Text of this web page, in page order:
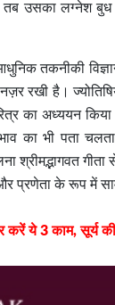
तब उसका लग्नेश
तकनीकी
रखी है।
का अध्ययन
का भी पता
श्रीमद्भागवत
और प्रणेता के रूप में
ये 3 काम, सूर्य